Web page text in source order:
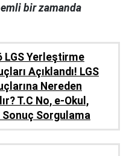
bir zamanda
LGS Yerleştirme
Açıklandı! LGS
Nereden
T.C No, e-Okul,
Sonuç Sorgulama